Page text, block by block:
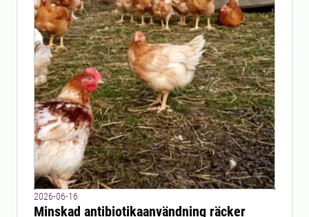
2026-06-16
Minskad antibiotikaanvändning räcker